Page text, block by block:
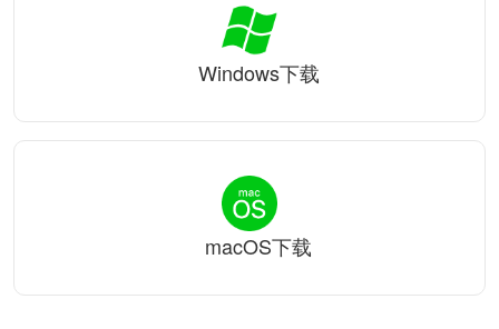
Windows下载
macOS下载